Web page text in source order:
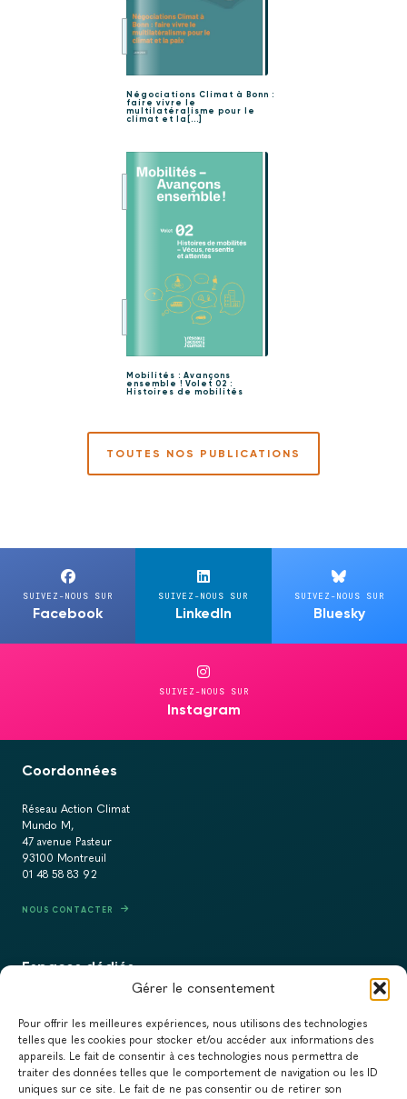
Gérer le consentement
Pour offrir les meilleures expériences, nous utilisons des technologies
telles que les cookies pour stocker et/ou accéder aux informations des
appareils. Le fait de consentir à ces technologies nous permettra de
traiter des données telles que le comportement de navigation ou les ID
uniques sur ce site. Le fait de ne pas consentir ou de retirer son
Négociations Climat à Bonn :
faire vivre le
multilatéralisme pour le
climat et la[...]
Mobilités : Avançons
ensemble ! Volet 02 :
Histoires de mobilités
TOUTES NOS PUBLICATIONS
SUIVEZ-NOUS SUR
Facebook
SUIVEZ-NOUS SUR
LinkedIn
SUIVEZ-NOUS SUR
Bluesky
SUIVEZ-NOUS SUR
Instagram
Coordonnées
Réseau Action Climat
Mundo M,
47 avenue Pasteur
93100 Montreuil
01 48 58 83 92
NOUS CONTACTER
Espaces dédiés
RECRUTEMENT
ACTUALITÉS